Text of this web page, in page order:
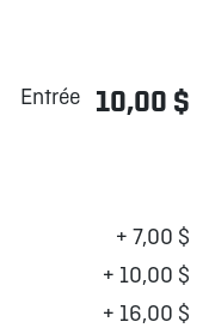
Entrée 10,00 $
+ 7,00 $
+ 10,00 $
+ 16,00 $